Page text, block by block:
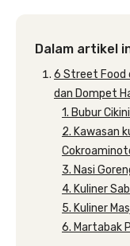
Dalam artikel
6 Street Food
dan Dompet
1. Bubur
2. Kawasan
3. Nasi
4. Kuliner
5. Kuliner
6. Martabak